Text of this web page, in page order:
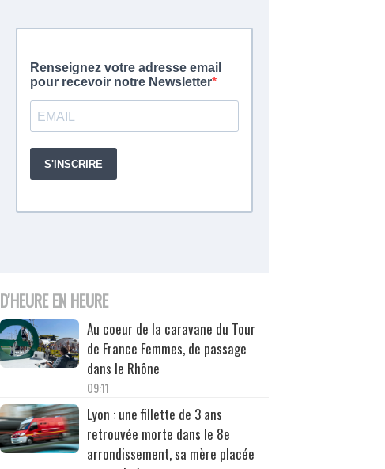
D'HEURE EN HEURE
Au coeur de la caravane du Tour
de France Femmes, de passage
dans le Rhône
09:11
Lyon : une fillette de 3 ans
retrouvée morte dans le 8e
arrondissement, sa mère placée